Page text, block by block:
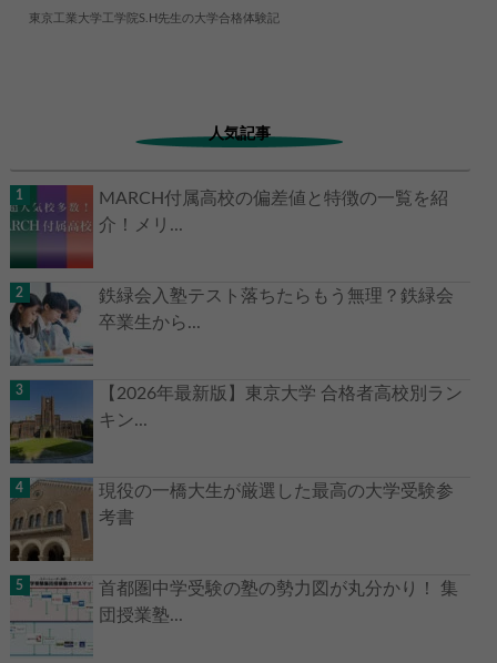
東京工業大学工学院S.H先生の大学合格体験記
人気記事
MARCH付属高校の偏差値と特徴の一覧を紹
介！メリ...
鉄緑会入塾テスト落ちたらもう無理？鉄緑会
卒業生から...
【2026年最新版】東京大学 合格者高校別ラン
キン...
現役の一橋大生が厳選した最高の大学受験参
考書
首都圏中学受験の塾の勢力図が丸分かり！ 集
団授業塾...